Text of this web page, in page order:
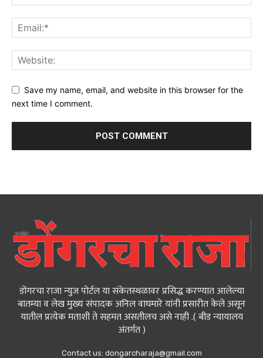
Save my name, email, and website in this browser for the
next time I comment.
डोंगरचा राजा न्युज पोर्टल या संकेतस्थळावर प्रसिद्ध करण्यात आलेल्या
बातम्या व लेख मुख्य संपादक अनिल वाघमारे यांनी प्रसारीत केले असून
यातील प्रत्येक मताशी ते सहमत असतीलच असे नाही .( बीड न्यायालय
अंतर्गत )
Contact us: dongarcharaja@gmail.com